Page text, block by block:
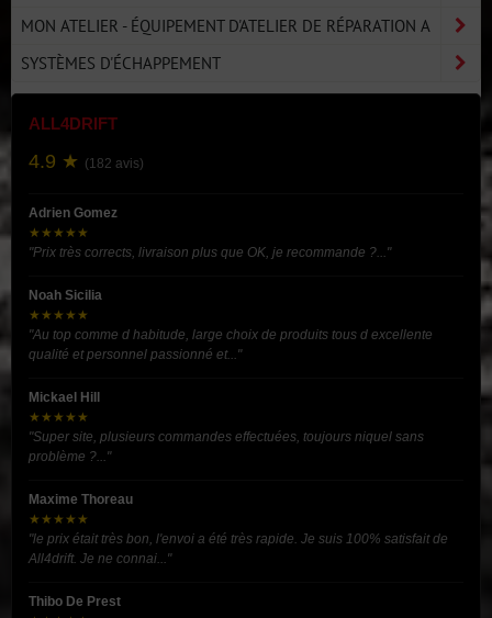
MON ATELIER - ÉQUIPEMENT D'ATELIER DE RÉPARATION A
SYSTÈMES D'ÉCHAPPEMENT
ALL4DRIFT
4.9 ★ (182 avis)
Adrien Gomez
★★★★★
"Prix très corrects, livraison plus que OK, je recommande ?..."
Noah Sicilia
★★★★★
"Au top comme d habitude, large choix de produits tous d excellente
qualité et personnel passionné et..."
Mickael Hill
★★★★★
"Super site, plusieurs commandes effectuées, toujours niquel sans
problème ?..."
Maxime Thoreau
★★★★★
"le prix était très bon, l'envoi a été très rapide. Je suis 100% satisfait de
All4drift. Je ne connai..."
Thibo De Prest